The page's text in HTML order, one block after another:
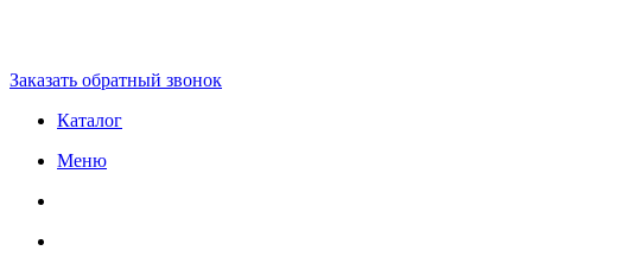
Заказать обратный звонок
Каталог
Меню